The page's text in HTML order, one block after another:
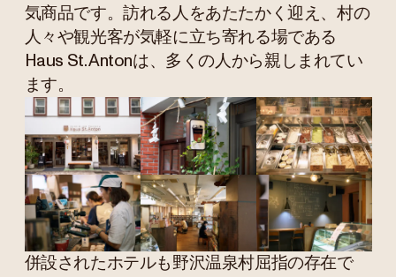
気商品です。訪れる人をあたたかく迎え、村の
人々や観光客が気軽に立ち寄れる場である
Haus St. Antonは、多くの人から親しまれてい
ます。
併設されたホテルも野沢温泉村屈指の存在で